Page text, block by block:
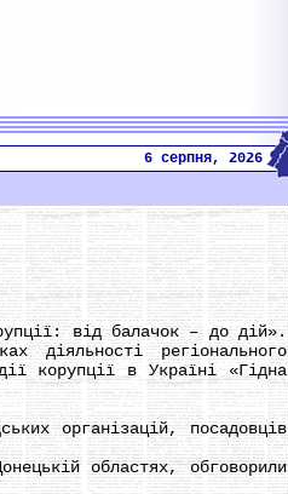
6 серпня, 2026
від балачок – до дій».
діяльності регіонального
корупції в Україні «Гідна
організацій, посадовців
областях, обговорили